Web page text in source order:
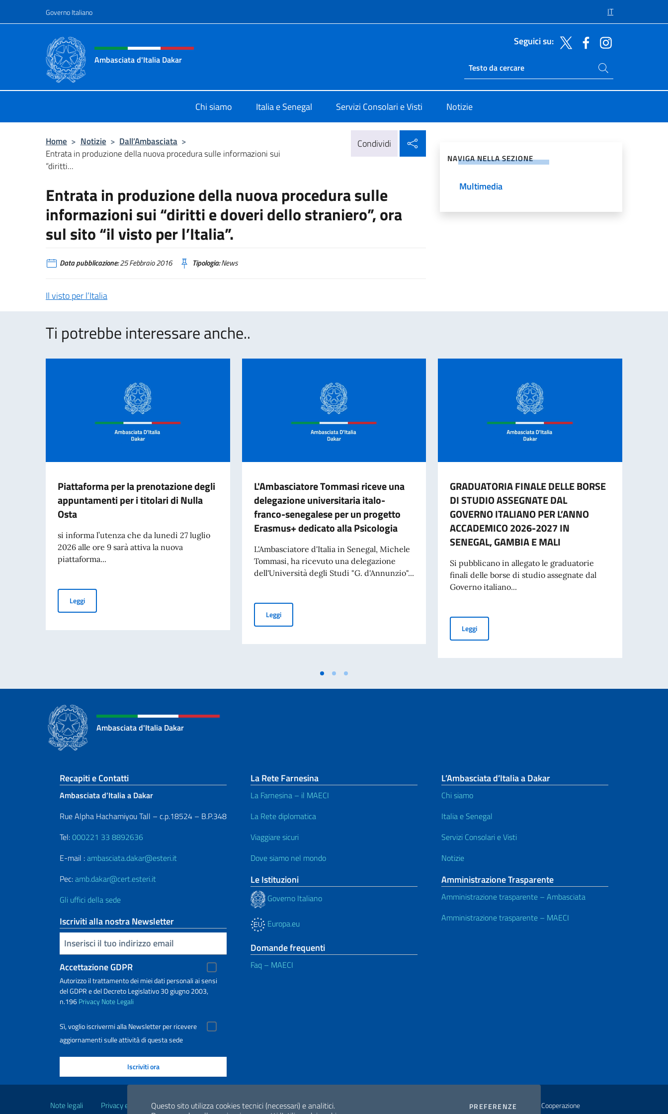
Questo sito utilizza cookies tecnici (necessari) e analitici.
PREFERENZE COOKIES
Governo Italiano IT
Intestazione sito, social e menù
Ambasciata d'Italia Dakar
Seguici su:
Ricerca sito live
Cerca nel sito
Chi siamo Italia e Senegal Servizi Consolari e Visti Notizie
Home > Notizie > Dall’Ambasciata >
Entrata in produzione della nuova procedura sulle informazioni sui
“diritti...
Condividi
Entrata in produzione della nuova procedura sulle
informazioni sui “diritti e doveri dello straniero”, ora
sul sito “il visto per l’Italia”.
Data pubblicazione:25 Febbraio 2016 Tipologia:News
Il visto per l’Italia
NAVIGA NELLA SEZIONE
Multimedia
Ti potrebbe interessare anche..
Piattaforma per la prenotazione degli
appuntamenti per i titolari di Nulla
Osta
si informa l’utenza che da lunedì 27 luglio
2026 alle ore 9 sarà attiva la nuova
piattaforma...
LeggiPiattaforma per la prenotazione degli appuntamenti per i titolari di Nulla Osta
L'Ambasciatore Tommasi riceve una
delegazione universitaria italo-
franco-senegalese per un progetto
Erasmus+ dedicato alla Psicologia
L'Ambasciatore d'Italia in Senegal, Michele
Tommasi, ha ricevuto una delegazione
dell'Università degli Studi "G. d'Annunzio"...
LeggiL'Ambasciatore Tommasi riceve una delegazione universitaria italo-franco-senegalese per un progetto Erasmus+ dedicato alla
GRADUATORIA FINALE DELLE BORSE
DI STUDIO ASSEGNATE DAL
GOVERNO ITALIANO PER L’ANNO
ACCADEMICO 2026-2027 IN
SENEGAL, GAMBIA E MALI
Si pubblicano in allegato le graduatorie
finali delle borse di studio assegnate dal
Governo italiano...
LeggiGRADUATORIA FINALE DELLE BORSE DI STUDIO ASSEGNATE
Ambasciata d'Italia Dakar
Sezione footer
Recapiti e Contatti
Ambasciata d’Italia a Dakar
Rue Alpha Hachamiyou Tall – c.p.18524 – B.P.348
Tel:000221 33 8892636
E-mail :ambasciata.dakar@esteri.it
Pec:amb.dakar@cert.esteri.it
Gli uffici della sede
Iscriviti alla nostra Newsletter
Inserisci la tua email
Accettazione GDPR
Autorizzo il trattamento dei miei dati personali ai sensi
del GDPR e del Decreto Legislativo 30 giugno 2003,
n.196PrivacyNote Legali
Sì, voglio iscrivermi alla Newsletter per ricevere
aggiornamenti sulle attività di questa sede
La Rete Farnesina
La Farnesina – il MAECI
La Rete diplomatica
Viaggiare sicuri
Dove siamo nel mondo
Le Istituzioni
Governo Italiano
Europa.eu
Domande frequenti
Faq – MAECI
L’Ambasciata d’Italia a Dakar
Chi siamo
Italia e Senegal
Servizi Consolari e Visti
Notizie
Amministrazione Trasparente
Amministrazione trasparente – Ambasciata
Amministrazione trasparente – MAECI
Note legali Privacy e cookie policy Dichiarazione di accessibilità
2026 Copyright Ministero degli Affari Esteri e della Cooperazione